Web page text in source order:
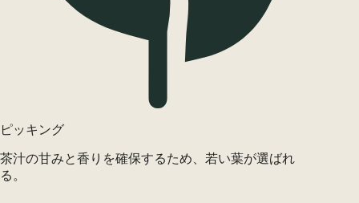
ピッキング
茶汁の甘みと香りを確保するため、若い葉が選ばれ
る。